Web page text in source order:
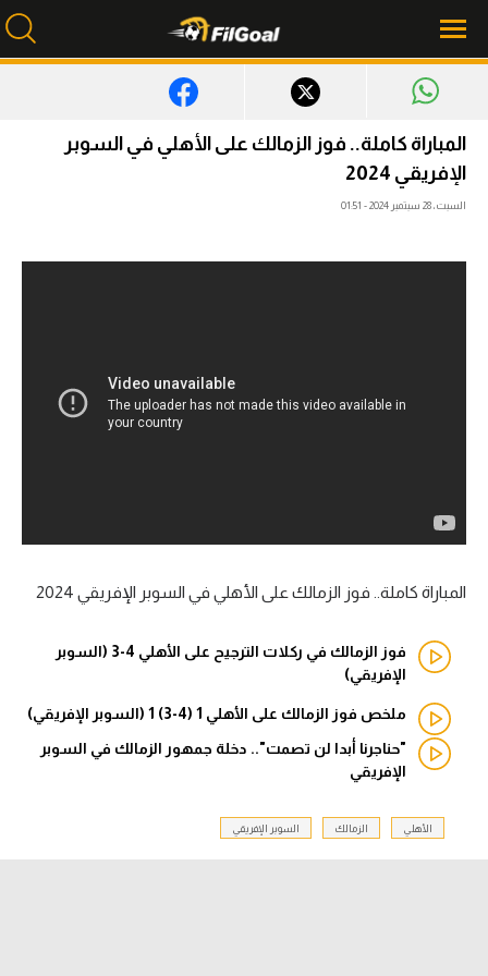
محتوى إخباري
الرئيسية
أخبار
مباريات
بطولات
أمريكا 2026
الدوري المصري
الدوري الإنجليزي الممتاز
الدوري الإسباني
المباراة كاملة.. فوز الزمالك على الأهلي في السوبر
الإفريقي 2024
السبت، 28 سبتمبر 2024 - 01:51
المباراة كاملة.. فوز الزمالك على الأهلي في السوبر الإفريقي 2024
فوز الزمالك في ركلات الترجيح على الأهلي 4-3 (السوبر
الإفريقي)
ملخص فوز الزمالك على الأهلي 1 (4-3) 1 (السوبر الإفريقي)
"حناجرنا أبدا لن تصمت".. دخلة جمهور الزمالك في السوبر
الإفريقي
الأهلي الزمالك السوبر الإفريقي